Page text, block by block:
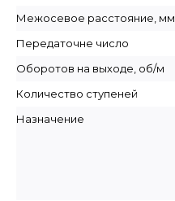
Межосевое расстояние, мм
Передаточне число
Оборотов на выходе, об/м
Количество ступеней
Назначение